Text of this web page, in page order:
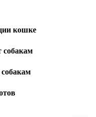
кошке
собакам